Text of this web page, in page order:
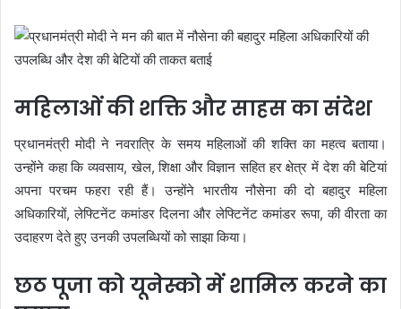
महिलाओं की शक्ति और साहस का संदेश
प्रधानमंत्री मोदी ने नवरात्रि के समय महिलाओं की शक्ति का महत्व बताया।
उन्होंने कहा कि व्यवसाय, खेल, शिक्षा और विज्ञान सहित हर क्षेत्र में देश की बेटियां
अपना परचम फहरा रही हैं। उन्होंने भारतीय नौसेना की दो बहादुर महिला
अधिकारियों, लेफ्टिनेंट कमांडर दिलना और लेफ्टिनेंट कमांडर रूपा, की वीरता का
उदाहरण देते हुए उनकी उपलब्धियों को साझा किया।
छठ पूजा को यूनेस्को में शामिल करने का